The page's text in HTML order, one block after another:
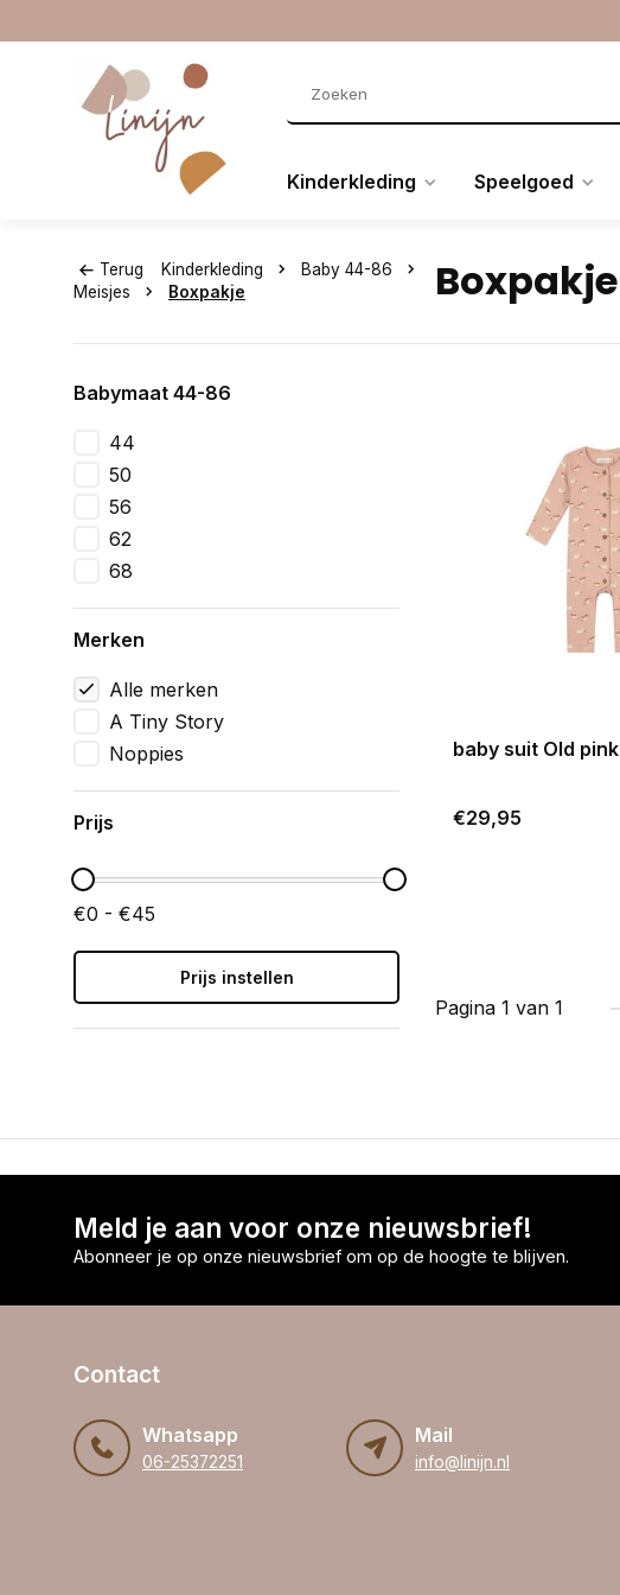
Kinderkleding Speelgoed
Terug Kinderkleding
Baby 44-86
Meisjes
Boxpakje Boxpakje
Babymaat 44-86
44
50
56
62
68
Merken
Alle merken
A Tiny Story
Noppies
Prijs
€0 - €45
Prijs instellen
baby suit Old pink
€29,95
Pagina 1 van 1
Meld je aan voor onze nieuwsbrief!
Abonneer je op onze nieuwsbrief om op de hoogte te blijven.
Contact
Whatsapp
06-25372251
Mail
info@linijn.nl